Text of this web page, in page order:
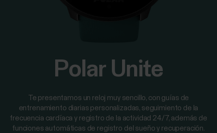
Polar Unite
Te presentamos un reloj muy sencillo, con guías de
entrenamiento diarias personalizadas, seguimiento de la
frecuencia cardíaca y registro de la actividad 24/7, además de
funciones automáticas de registro del sueño y recuperación.